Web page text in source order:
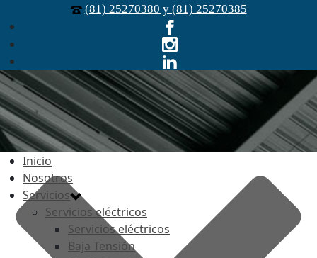
(81) 25270380 y (81) 25270385
Inicio
Nosotros
Servicios
Servicios eléctricos
Servicios eléctricos
Baja Tensión